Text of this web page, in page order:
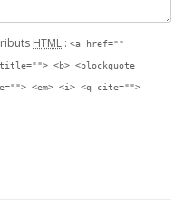
HTML : <a href=""
<b> <blockquote
<em> <i> <q cite="">